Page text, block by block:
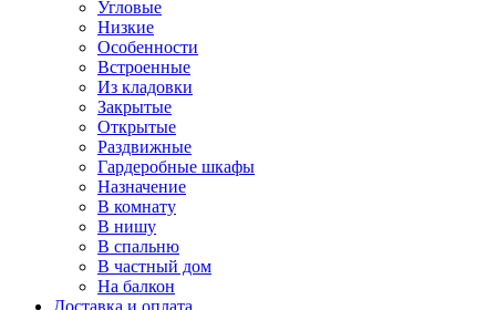
Угловые
Низкие
Особенности
Встроенные
Из кладовки
Закрытые
Открытые
Раздвижные
Гардеробные шкафы
Назначение
В комнату
В нишу
В спальню
В частный дом
На балкон
Доставка и оплата